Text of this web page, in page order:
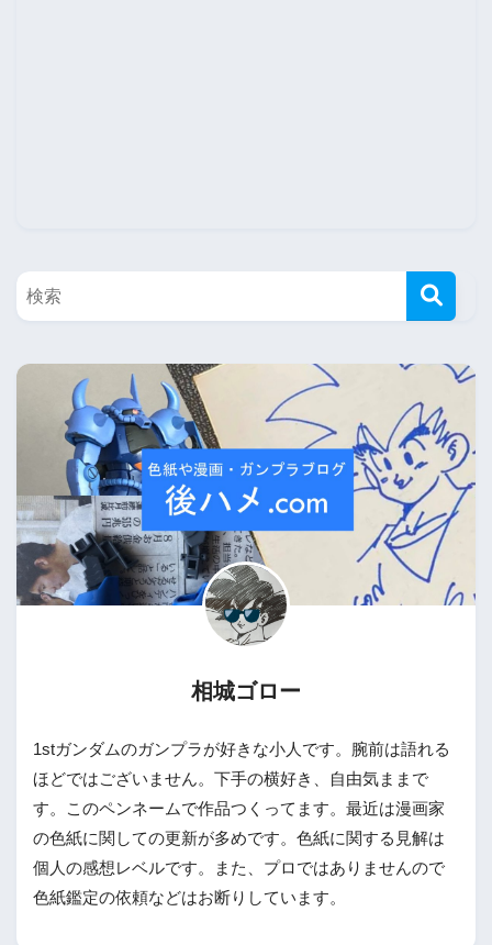
相城ゴロー
1stガンダムのガンプラが好きな小人です。腕前は語れる
ほどではございません。下手の横好き、自由気ままで
す。このペンネームで作品つくってます。最近は漫画家
の色紙に関しての更新が多めです。色紙に関する見解は
個人の感想レベルです。また、プロではありませんので
色紙鑑定の依頼などはお断りしています。